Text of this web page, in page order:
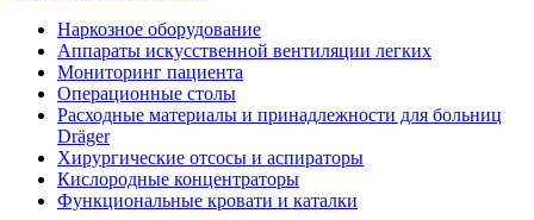
Наркозное оборудование
Аппараты искусственной вентиляции легких
Мониторинг пациента
Операционные столы
Расходные материалы и принадлежности для больниц
Dräger
Хирургические отсосы и аспираторы
Кислородные концентраторы
Функциональные кровати и каталки